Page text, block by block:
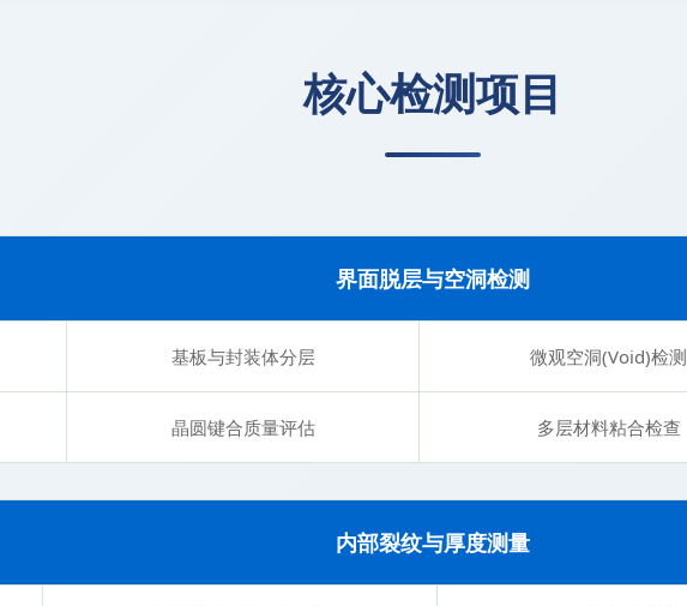
核心检测项目
界面脱层与空洞检测
基板与封装体分层 微观空洞(Void)检测
晶圆键合质量评估 多层材料粘合检查
内部裂纹与厚度测量